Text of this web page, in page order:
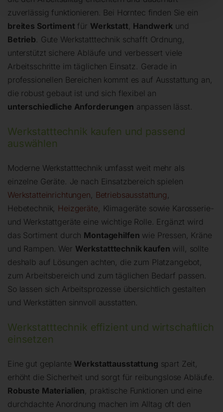
zuverlässig funktionieren. Bei Horntec finden Sie ein
breites Sortiment für Werkstatt, Handwerk und
Betrieb. Gute Werkstatttechnik schafft Ordnung,
unterstützt sichere Abläufe und verbessert viele
Arbeitsschritte im täglichen Einsatz. Gerade in
professionellen Bereichen kommt es auf Ausstattung an,
die robust gebaut ist und sich flexibel an
unterschiedliche Anforderungen anpassen lässt.
Werkstatttechnik kaufen und passend
auswählen
Moderne Werkstatttechnik umfasst weit mehr als
einzelne Geräte. Je nach Einsatzbereich spielen
Werkstatteinrichtungen, Betriebsausstattung ,
Hebetechnik, Heizgeräte, Klimageräte sowie Karosserie-
und Werkstattgeräte eine wichtige Rolle. Ergänzt wird
das Sortiment durch Montagehilfen wie Pressen, Kräne
und Rampen. Wer Werkstatttechnik kaufen will, sollte
deshalb auf Lösungen achten, die zum Platzangebot,
zum Arbeitsbereich und zum täglichen Bedarf passen.
So lassen sich Arbeitsprozesse übersichtlich gestalten
und Werkstätten sinnvoll ausstatten.
Werkstatttechnik effizient und wirtschaftlich
einsetzen
Eine gut geplante Werkstattausstattung spart Zeit,
erhöht die Sicherheit und sorgt für reibungslose Abläufe.
Robuste Materialien, praktische Funktionen und eine
durchdachte Anordnung machen im Alltag oft den